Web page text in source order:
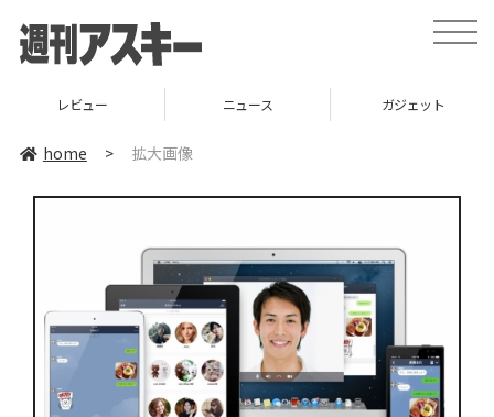
toggle
レビュー ニュース ガジェット
home > 拡大画像